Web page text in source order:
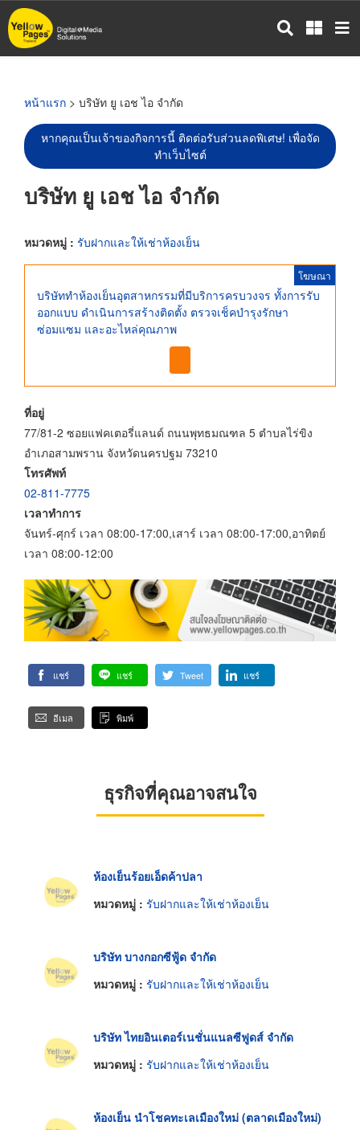
ข้าม
ไป
หน้าแรก > บริษัท ยู เอช ไอ จำกัด
หากคุณเป็นเจ้าของกิจการนี้ ติดต่อรับส่วนลดพิเศษ! เพื่อจัด
ทำเว็บไซต์
บริษัท ยู เอช ไอ จำกัด
หมวดหมู่ : รับฝากและให้เช่าห้องเย็น
โฆษณา
บริษัททำห้องเย็นอุตสาหกรรมที่มีบริการครบวงจร ทั้งการรับ
ออกแบบ ดำเนินการสร้างติดตั้ง ตรวจเช็คบำรุงรักษา
ซ่อมแซม และอะไหล่คุณภาพ
ที่อยู่
77/81-2 ซอยแฟคเตอรี่แลนด์ ถนนพุทธมณฑล 5 ตำบลไร่ขิง
อำเภอสามพราน จังหวัดนครปฐม 73210
โทรศัพท์
02-811-7775
เวลาทำการ
จันทร์-ศุกร์ เวลา 08:00-17:00,เสาร์ เวลา 08:00-17:00,อาทิตย์
เวลา 08:00-12:00
แชร์ แชร์ Tweet แชร์
อีเมล พิมพ์
ธุรกิจที่คุณอาจสนใจ
ห้องเย็นร้อยเอ็ดค้าปลา
หมวดหมู่ : รับฝากและให้เช่าห้องเย็น
บริษัท บางกอกซีฟู้ด จำกัด
หมวดหมู่ : รับฝากและให้เช่าห้องเย็น
บริษัท ไทยอินเตอร์เนชั่นแนลซีฟูดส์ จำกัด
หมวดหมู่ : รับฝากและให้เช่าห้องเย็น
ห้องเย็น นำโชคทะเลเมืองใหม่ (ตลาดเมืองใหม่)